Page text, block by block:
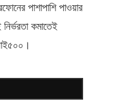
পাশাপাশি পাওয়ার
কমাতেই
।